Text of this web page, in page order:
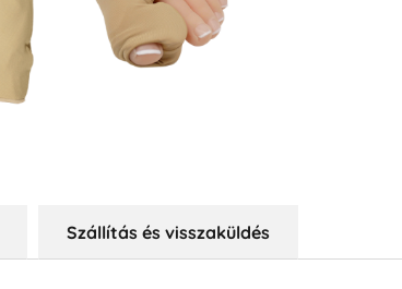
Szállítás és visszaküldés